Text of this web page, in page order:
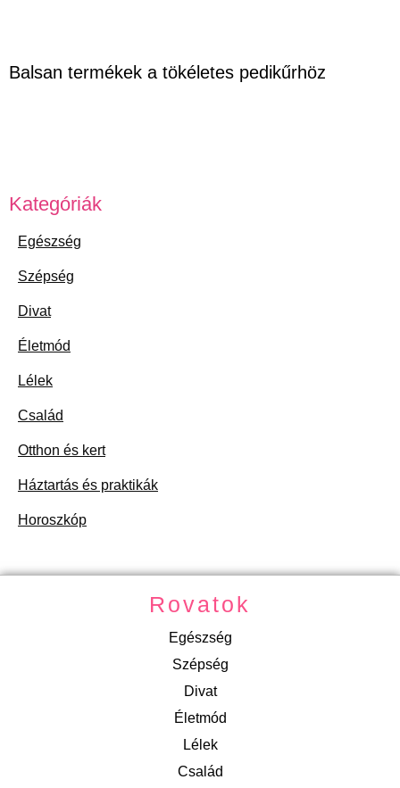
Balsan termékek a tökéletes pedikűrhöz
Kategóriák
Egészség
Szépség
Divat
Életmód
Lélek
Család
Otthon és kert
Háztartás és praktikák
Horoszkóp
Rovatok
Egészség
Szépség
Divat
Életmód
Lélek
Család